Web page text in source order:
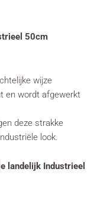
50cm
wijze
en wordt afgewerkt
deze strakke
look.
landelijk Industrieel